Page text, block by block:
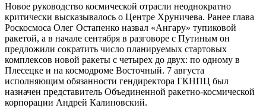
Новое руководство космической отрасли неоднократно
критически высказывалось о Центре Хруничева. Ранее глава
Роскосмоса Олег Остапенко назвал «Ангару» тупиковой
ракетой, а в начале сентября в разговоре с Путиным он
предложили сократить число планируемых стартовых
комплексов новой ракеты с четырех до двух: по одному в
Плесецке и на космодроме Восточный. 7 августа
исполняющим обязанности гендиректора ГКНПЦ был
назначен представитель Объединенной ракетно-космической
корпорации Андрей Калиновский.